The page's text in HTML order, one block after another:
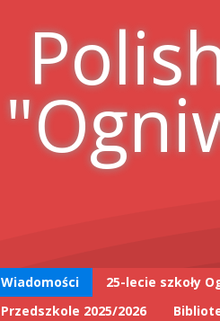
Wiadomości
25-lecie szkoły
25-lecie wpis do
Przedszkole 2025/2026